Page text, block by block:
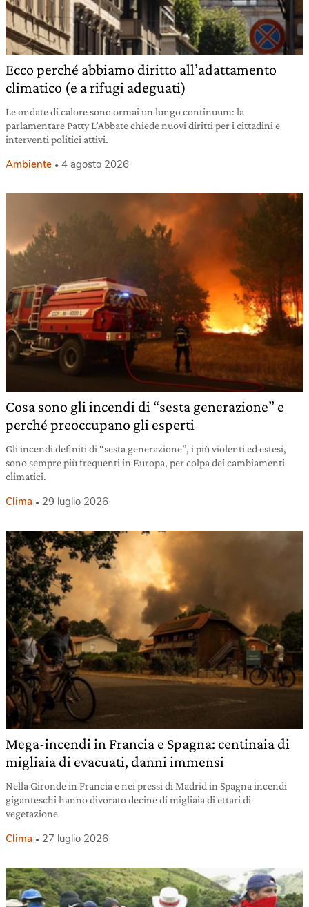
Ecco perché abbiamo diritto all’adattamento
climatico (e a rifugi adeguati)
Le ondate di calore sono ormai un lungo continuum: la
parlamentare Patty L’Abbate chiede nuovi diritti per i cittadini e
interventi politici attivi.
Ambiente 4 agosto 2026
Cosa sono gli incendi di “sesta generazione” e
perché preoccupano gli esperti
Gli incendi definiti di “sesta generazione”, i più violenti ed estesi,
sono sempre più frequenti in Europa, per colpa dei cambiamenti
climatici.
Clima 29 luglio 2026
Mega-incendi in Francia e Spagna: centinaia di
migliaia di evacuati, danni immensi
Nella Gironde in Francia e nei pressi di Madrid in Spagna incendi
giganteschi hanno divorato decine di migliaia di ettari di
vegetazione
Clima 27 luglio 2026